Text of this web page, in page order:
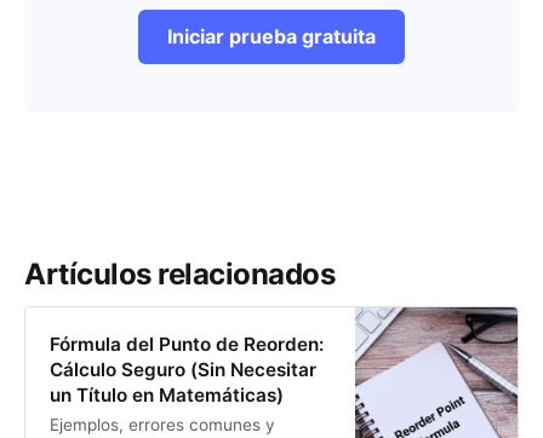
Iniciar prueba gratuita
Artículos relacionados
Fórmula del Punto de Reorden:
Cálculo Seguro (Sin Necesitar
un Título en Matemáticas)
Ejemplos, errores comunes y